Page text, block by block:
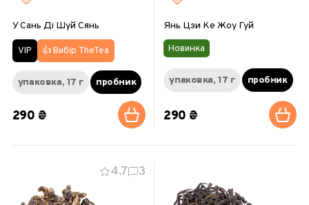
У Сань Ді Шуй Сянь
VIP 👍 Вибір TheTea
упаковка, 17 г пробник
290 ₴
Янь Цзи Ке Жоу Гуй
Новинка
упаковка, 17 г пробник
290 ₴
4.7 3